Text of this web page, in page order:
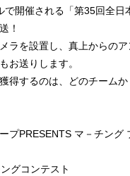
で開催される「第35回全日
！
ラを設置し、真上からの
お送りします。
得するのは、どのチームか
プPRESENTS マ－チング
グコンテスト